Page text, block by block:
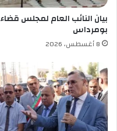
ل
م
ن
ا
ق
بيان النائب العام لمجلس قضاء
بومرداس
8 أغسطس، 2026